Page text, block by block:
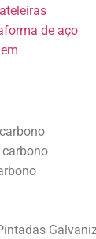
de aço
carbono